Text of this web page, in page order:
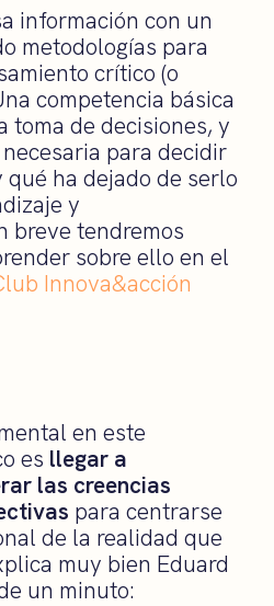
información con un
metodologías para
crítico (o
competencia básica
toma de decisiones, y
para decidir
ha dejado de serlo
y
breve tendremos
sobre ello en el
Innova&acción
en este
es llegar a
las creencias
para centrarse
de la realidad que
muy bien Eduard
un minuto: